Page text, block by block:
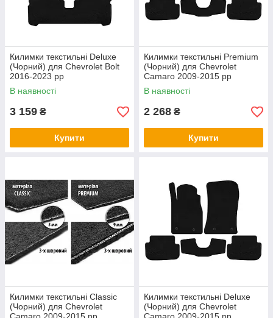
Килимки текстильні Deluxe
(Чорний) для Chevrolet Bolt
2016-2023 рр
В наявності
3 159 ₴
Купити
Килимки текстильні Premium
(Чорний) для Chevrolet
Camaro 2009-2015 рр
В наявності
2 268 ₴
Купити
Килимки текстильні Classic
(Чорний) для Chevrolet
Килимки текстильні Deluxe
(Чорний) для Chevrolet